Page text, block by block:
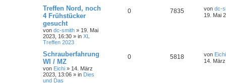
Treffen Nord, noch
4 Frühstücker
gesucht
von dc-smith » 19. Mai
2023, 16:30 » in XL
Treffen 2023
0 7835 von dc-
19. Mai
Schrauberfahrung
WI / MZ
von Eichi » 14. März
2023, 13:06 » in Dies
und Das
0 5818 von Eichi
14.